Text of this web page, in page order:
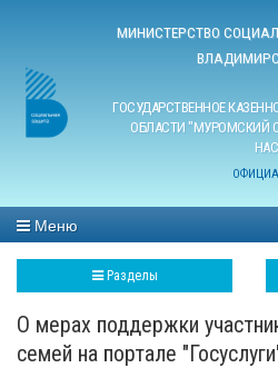
МИНИСТЕРСТВО
ГОСУДАРСТВЕННОЕ
ОБЛАСТИ "МУРОМСКИЙ
Меню
Разделы
О мерах поддержки
семей на портале